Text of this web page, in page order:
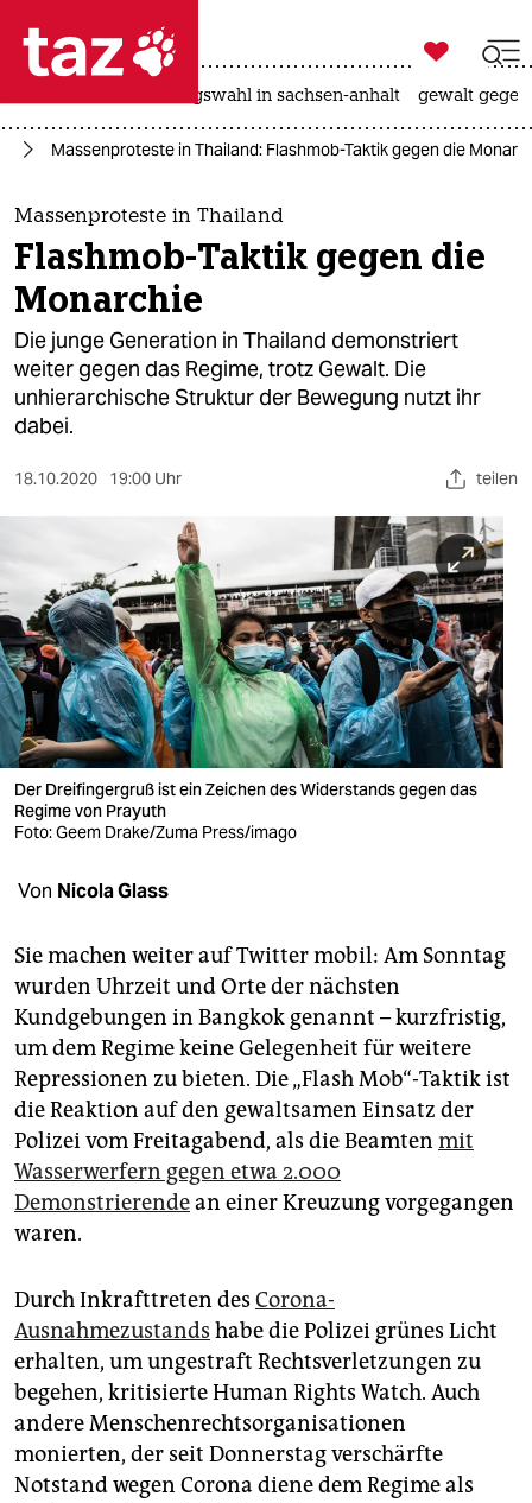
 taz zahl ich
taz zahl ich
themen
politik
öko
gesellschaft
kultur
sport
nord
wahrheit
verlag
verlag
veranstaltungen
shop
fragen & hilfe
abo
genossenschaft
epaper login

taz zahl ich
landtagswahl in sachsen-anhalt gewalt
Massenproteste in Thailand: Flashmob-Taktik gegen die
Massenproteste in Thailand
Flashmob-Taktik gegen die
Monarchie
Die junge Generation in Thailand demonstriert
weiter gegen das Regime, trotz Gewalt. Die
unhierarchische Struktur der Bewegung nutzt ihr
dabei.
18.10.2020 19:00 Uhr teilen
Der Dreifingergruß ist ein Zeichen des Widerstands gegen das
Regime von Prayuth
Foto: Geem Drake/Zuma Press/imago
Von Nicola Glass
Sie machen weiter auf Twitter mobil: Am Sonntag
wurden Uhrzeit und Orte der nächsten
Kundgebungen in Bangkok genannt – kurzfristig,
um dem Regime keine Gelegenheit für weitere
Repressionen zu bieten. Die „Flash Mob“-Taktik ist
die Reaktion auf den gewaltsamen Einsatz der
Polizei vom Freitagabend, als die Beamten mit
Wasserwerfern gegen etwa 2.000
Demonstrierendean einer Kreuzung vorgegangen
waren.
Durch Inkrafttreten des Corona-
Ausnahmezustands habe die Polizei grünes Licht
erhalten, um ungestraft Rechtsverletzungen zu
begehen, kritisierte Human Rights Watch. Auch
andere Menschenrechtsorganisationen
monierten, der seit Donnerstag verschärfte
Notstand wegen Corona diene dem Regime als